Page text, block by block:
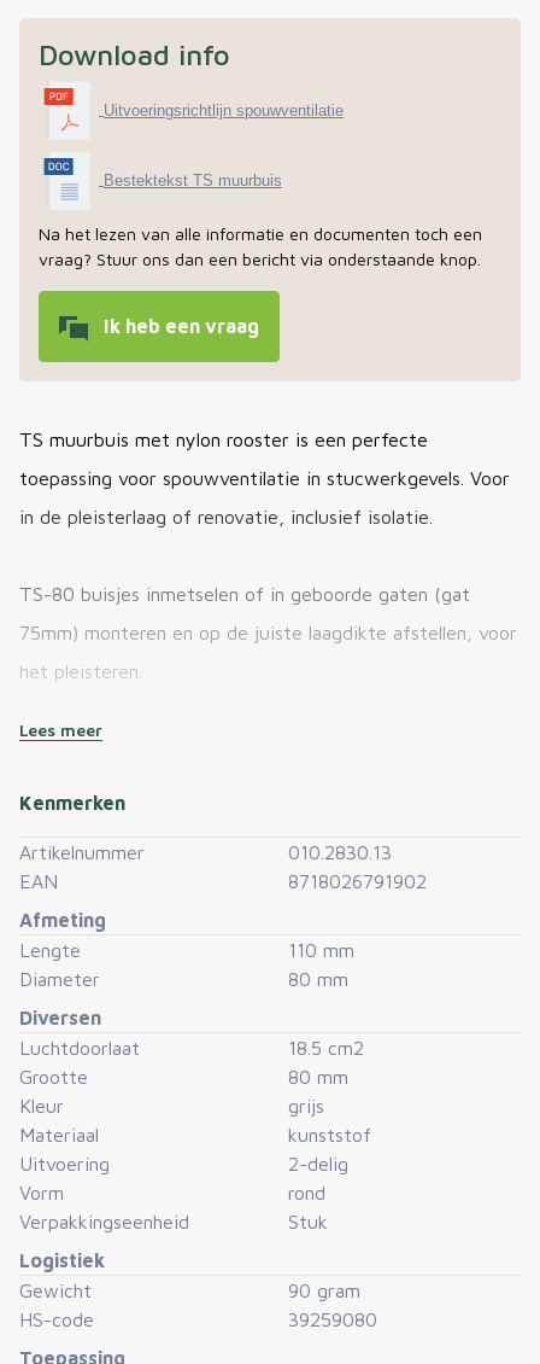
Download info
Uitvoeringsrichtlijn spouwventilatie
Bestektekst TS muurbuis
Na het lezen van alle informatie en documenten toch een
vraag? Stuur ons dan een bericht via onderstaande knop.
Ik heb een vraag
TS muurbuis met nylon rooster is een perfecte
toepassing voor spouwventilatie in stucwerkgevels. Voor
in de pleisterlaag of renovatie, inclusief isolatie.
TS-80 buisjes inmetselen of in geboorde gaten (gat
75mm) monteren en op de juiste laagdikte afstellen, voor
het pleisteren.
TS-30, TS-50 en TS-80 bestaan uit een los nylon
PVC buisje van 11cm lang. De roosters kunnen in de
buisjes worden geplaatstNAhet pleisteren van de gevel.
De nylon roosters klemmen in de buis, eventueel kit
aanbrengen voor optimale bevestiging.
Lees meer
Kenmerken
Artikelnummer
010.2830.13
EAN
8718026791902
Afmeting
Lengte
110 mm
Diameter
80 mm
Diversen
Luchtdoorlaat
18.5 cm2
Grootte
80 mm
Kleur
grijs
Materiaal
kunststof
Uitvoering
2-delig
Vorm
rond
Verpakkingseenheid
Stuk
Logistiek
Gewicht
90 gram
HS-code
39259080
Toepassing